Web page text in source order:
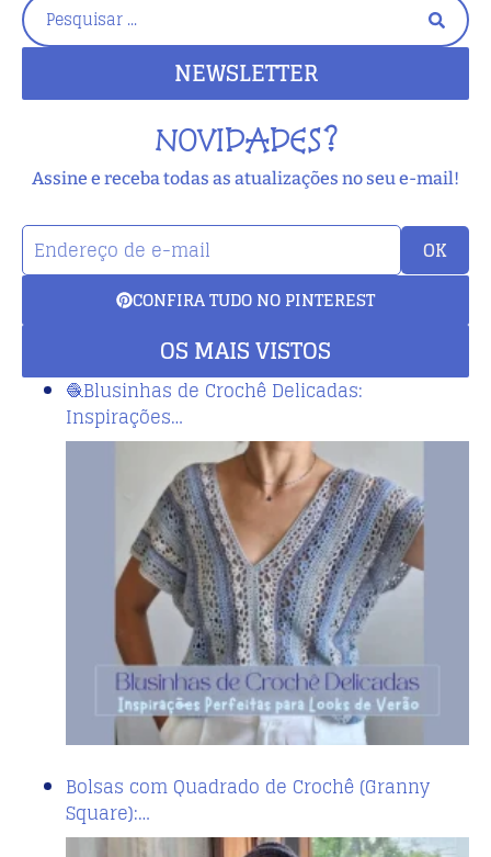
NEWSLETTER
NOVIDADES?
Assine e receba todas as atualizações no seu e-mail!
OK
CONFIRA TUDO NO PINTEREST
OS MAIS VISTOS
🧶Blusinhas de Crochê Delicadas:
Inspirações…
Bolsas com Quadrado de Crochê (Granny
Square):…